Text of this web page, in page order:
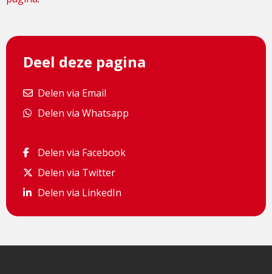
Deel deze pagina
Delen via Email
Delen via Email
Delen via Whatsapp
Delen via Whatsapp
Delen via Facebook
Delen via Facebook
Delen via Twitter
Delen via Twitter
Delen via LinkedIn
Delen via LinkedIn